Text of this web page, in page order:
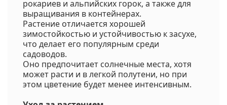
рокариев и альпийских горок, а также для
выращивания в контейнерах.
Растение отличается хорошей
зимостойкостью и устойчивостью к засухе,
что делает его популярным среди
садоводов.
Оно предпочитает солнечные места, хотя
может расти и в легкой полутени, но при
этом цветение будет менее интенсивным.